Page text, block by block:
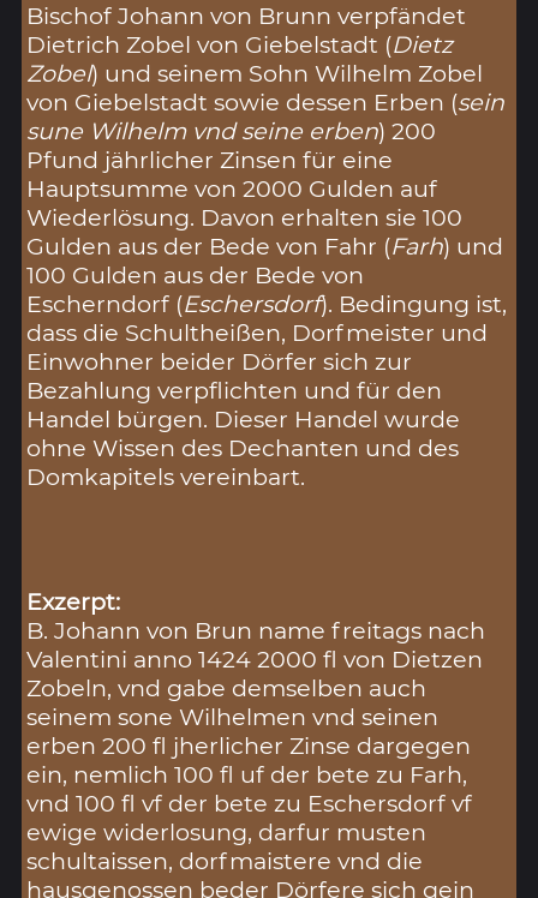
Bischof Johann von Brunn verpfändet
Dietrich Zobel von Giebelstadt (Dietz
Zobel) und seinem Sohn Wilhelm Zobel
von Giebelstadt sowie dessen Erben (sein
sune Wilhelm vnd seine erben) 200
Pfund jährlicher Zinsen für eine
Hauptsumme von 2000 Gulden auf
Wiederlösung. Davon erhalten sie 100
Gulden aus der Bede von Fahr (Farh) und
100 Gulden aus der Bede von
Escherndorf (Eschersdorf). Bedingung ist,
dass die Schultheißen, Dorfmeister und
Einwohner beider Dörfer sich zur
Bezahlung verpflichten und für den
Handel bürgen. Dieser Handel wurde
ohne Wissen des Dechanten und des
Domkapitels vereinbart.
Exzerpt:
B. Johann von Brun name freitags nach
Valentini anno 1424 2000 fl von Dietzen
Zobeln, vnd gabe demselben auch
seinem sone Wilhelmen vnd seinen
erben 200 fl jherlicher Zinse dargegen
ein, nemlich 100 fl uf der bete zu Farh,
vnd 100 fl vf der bete zu Eschersdorf vf
ewige widerlosung, darfur musten
schultaissen, dorfmaistere vnd die
hausgenossen beder Dörfere sich gein